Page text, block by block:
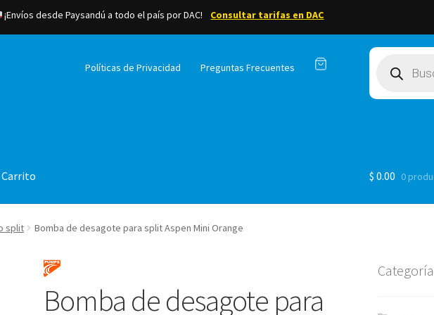
desde Paysandú a todo el país por DAC!
¡Envíos desde Paysandú a todo el país por DAC! Consultar tarifas en DAC
Políticas de Privacidad Preguntas Frecuentes
productos
Carrito $ 0.00 0
split Bomba de desagote para split Aspen Mini Orange
Bomba de desagote para